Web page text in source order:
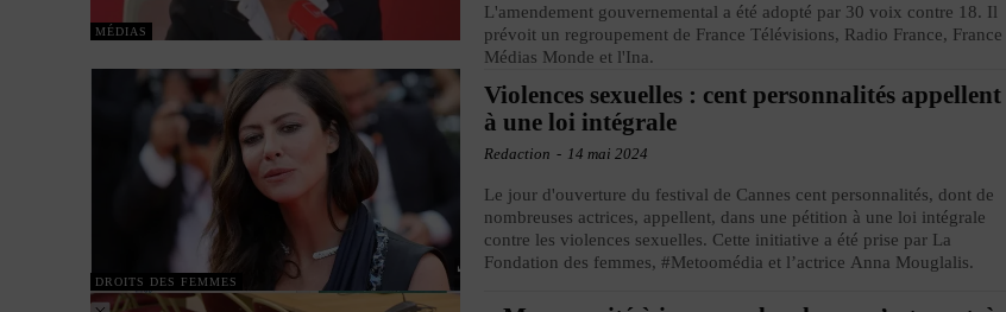
MÉDIAS
L'amendement gouvernemental a été adopté par 30 voix contre 18. Il
prévoit un regroupement de France Télévisions, Radio France, France
Médias Monde et l'Ina.
DROITS DES FEMMES
Violences sexuelles : cent personnalités appellent
à une loi intégrale
Redaction - 14 mai 2024
Le jour d'ouverture du festival de Cannes cent personnalités, dont de
nombreuses actrices, appellent, dans une pétition à une loi intégrale
contre les violences sexuelles. Cette initiative a été prise par La
Fondation des femmes, #Metoomédia et l’actrice Anna Mouglalis.